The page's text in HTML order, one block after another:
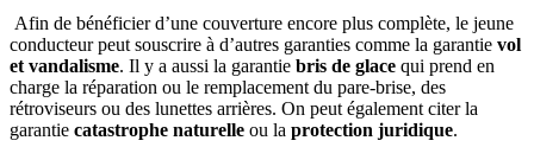
Afin de bénéficier d’une couverture encore plus complète, le jeune
conducteur peut souscrire à d’autres garanties comme la garantie vol
et vandalisme. Il y a aussi la garantie bris de glace qui prend en
charge la réparation ou le remplacement du pare-brise, des
rétroviseurs ou des lunettes arrières. On peut également citer la
garantie catastrophe naturelle ou la protection juridique.